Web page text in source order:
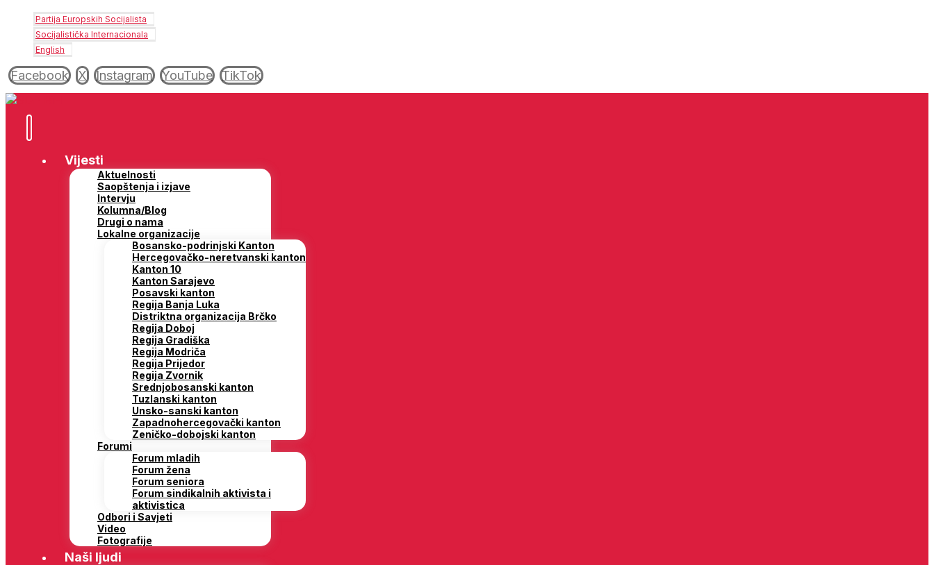
Partija Europskih Socijalista
Socijalistička Internacionala
English
Facebook X Instagram YouTube TikTok
Vijesti
Aktuelnosti
Saopštenja i izjave
Intervju
Kolumna/Blog
Drugi o nama
Lokalne organizacije
Bosansko-podrinjski Kanton
Hercegovačko-neretvanski kanton
Kanton 10
Kanton Sarajevo
Posavski kanton
Regija Banja Luka
Distriktna organizacija Brčko
Regija Doboj
Regija Gradiška
Regija Modriča
Regija Prijedor
Regija Zvornik
Srednjobosanski kanton
Tuzlanski kanton
Unsko-sanski kanton
Zapadnohercegovački kanton
Zeničko-dobojski kanton
Forumi
Forum mladih
Forum žena
Forum seniora
Forum sindikalnih aktivista i
aktivistica
Odbori i Savjeti
Video
Fotografije
Naši ljudi